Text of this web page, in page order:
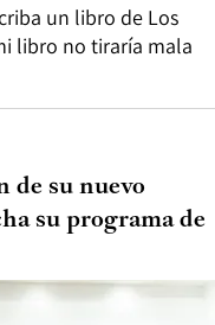
un libro de Los
libro no tiraría mala
de su nuevo
su programa de